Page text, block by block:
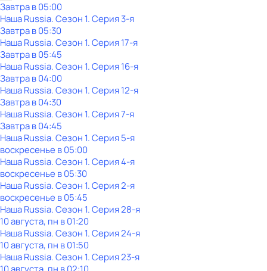
Завтра в 05:00
Наша Russia. Сезон 1. Серия 3-я
Завтра в 05:30
Наша Russia. Сезон 1. Серия 17-я
Завтра в 05:45
Наша Russia. Сезон 1. Серия 16-я
Завтра в 04:00
Наша Russia. Сезон 1. Серия 12-я
Завтра в 04:30
Наша Russia. Сезон 1. Серия 7-я
Завтра в 04:45
Наша Russia. Сезон 1. Серия 5-я
воскресенье в05:00
Наша Russia. Сезон 1. Серия 4-я
воскресенье в05:30
Наша Russia. Сезон 1. Серия 2-я
воскресенье в05:45
Наша Russia. Сезон 1. Серия 28-я
10 августа, пн в 01:20
Наша Russia. Сезон 1. Серия 24-я
10 августа, пн в 01:50
Наша Russia. Сезон 1. Серия 23-я